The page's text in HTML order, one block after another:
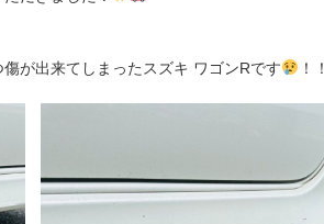
が出来てしまったスズキ ワゴンRです
！！